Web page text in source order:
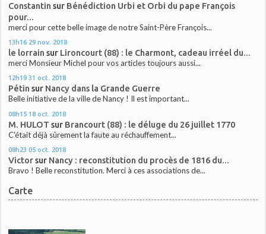
Constantin sur Bénédiction Urbi et Orbi du pape François
pour...
merci pour cette belle image de notre Saint-Père François...
13h16 29 nov. 2018
le lorrain sur Lironcourt (88) : le Charmont, cadeau irréel du...
merci Monsieur Michel pour vos articles toujours aussi...
12h19 31 oct. 2018
Pétin sur Nancy dans la Grande Guerre
Belle initiative de la ville de Nancy ! Il est important...
08h15 18 oct. 2018
M. HULOT sur Brancourt (88) : le déluge du 26 juillet 1770
C'était déjà sûrement la faute au réchauffement...
08h23 05 oct. 2018
Victorsur Nancy : reconstitution du procès de 1816 du...
Bravo ! Belle reconstitution. Merci à ces associations de...
Carte